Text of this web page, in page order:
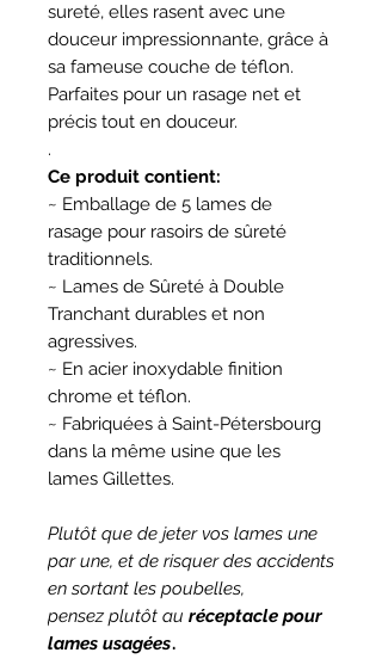
sureté, elles rasent avec une
douceur impressionnante, grâce à
sa fameuse couche de téflon.
Parfaites pour un rasage net et
précis tout en douceur.
.
Ce produit contient:
~ Emballage de 5 lames de
rasage pour rasoirs de sûreté
traditionnels.
~ Lames de Sûreté à Double
Tranchant durables et non
agressives.
~ En acier inoxydable finition
chrome et téflon.
~ Fabriquées à Saint-Pétersbourg
dans la même usine que les
lames Gillettes.
Plutôt que de jeter vos lames une
par une, et de risquer des accidents
en sortant les poubelles,
pensez plutôt au réceptacle pour
lames usagées.